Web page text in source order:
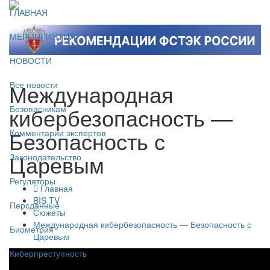
ГЛАВНАЯ
МЕРОПРИЯТИЯ
НОВОСТИ
Все новости
Безопасникам
Комментарии экспертов
Законодательство
Регуляторы
Персданные
Биометрия
Киберпреступность
Международная
кибербезопасность —
Безопасность с
Царевым
Главная
BIS TV
Сюжеты
Международная кибербезопасность — Безопасность с
Царевым